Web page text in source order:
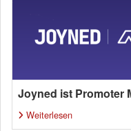
Joyned ist Promoter
Weiterlesen